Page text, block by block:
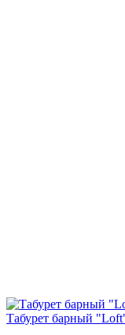
Табурет барный